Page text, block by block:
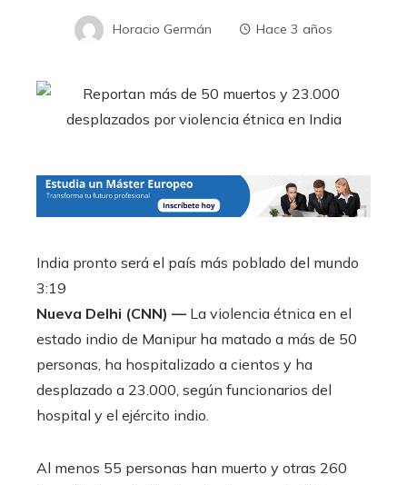
Horacio Germán Hace 3 años
India pronto será el país más poblado del mundo
3:19
Nueva Delhi (CNN) — La violencia étnica en el
estado indio de Manipur ha matado a más de 50
personas, ha hospitalizado a cientos y ha
desplazado a 23.000, según funcionarios del
hospital y el ejército indio.
Al menos 55 personas han muerto y otras 260